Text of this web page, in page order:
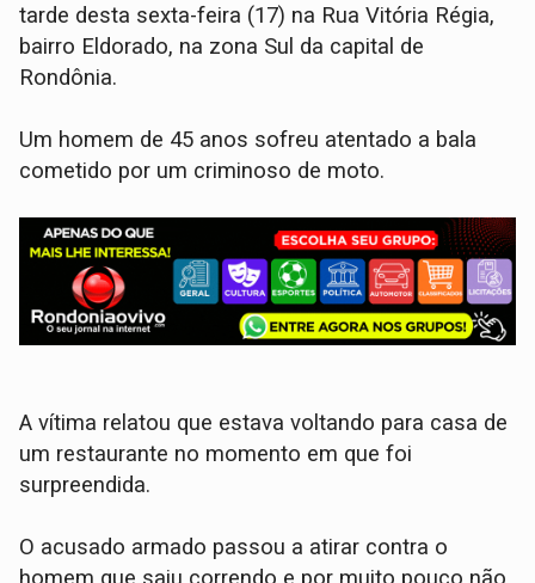
tarde desta sexta-feira (17) na Rua Vitória Régia,
bairro Eldorado, na zona Sul da capital de
Rondônia.
Um homem de 45 anos sofreu atentado a bala
cometido por um criminoso de moto.
A vítima relatou que estava voltando para casa de
um restaurante no momento em que foi
surpreendida.
O acusado armado passou a atirar contra o